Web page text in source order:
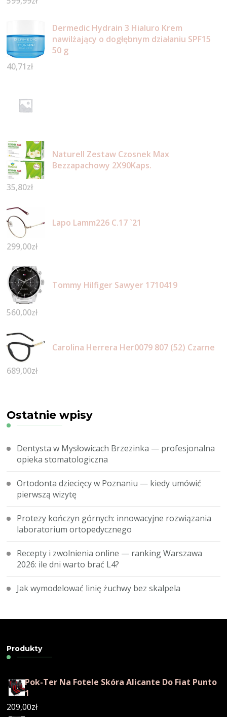
Dermedic Hydrain 3 Hialuro Krem
nawilżający o dogłębnym działaniu SPF15
50 g
40,71zł
Naturell Zestaw Czosnek Max
Bezzapachowy 2X90Kaps.
35,80zł
Lapo Lamm226 C.17 `21
299,00zł
Tommy Hilfiger Sawyer 1710419
560,00zł
Carolina Herrera Her0079 807 (52) Czarne
689,00zł
Ostatnie wpisy
Dentysta w Mysłowicach Brzezinka — profesjonalna
opieka stomatologiczna
Ortodonta dziecięcy w Poznaniu — kiedy umówić
pierwszą wizytę
Protezy kończyn górnych: innowacyjne rozwiązania
laboratorium ortopedycznego
Recepty i zwolnienia online — ranking Warszawa
2026: ile dni warto brać L4?
Jak wymodelować linię żuchwy bez skalpela
Produkty
Pok-Ter Na Fotele Skóra Alicante Do Fiat Punto
1
209,00zł